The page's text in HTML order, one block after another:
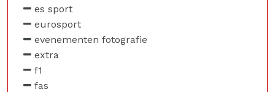
es sport
eurosport
evenementen fotografie
extra
f1
fas